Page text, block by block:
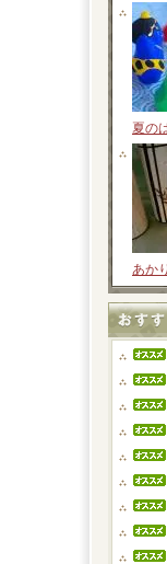
夏の
あかり